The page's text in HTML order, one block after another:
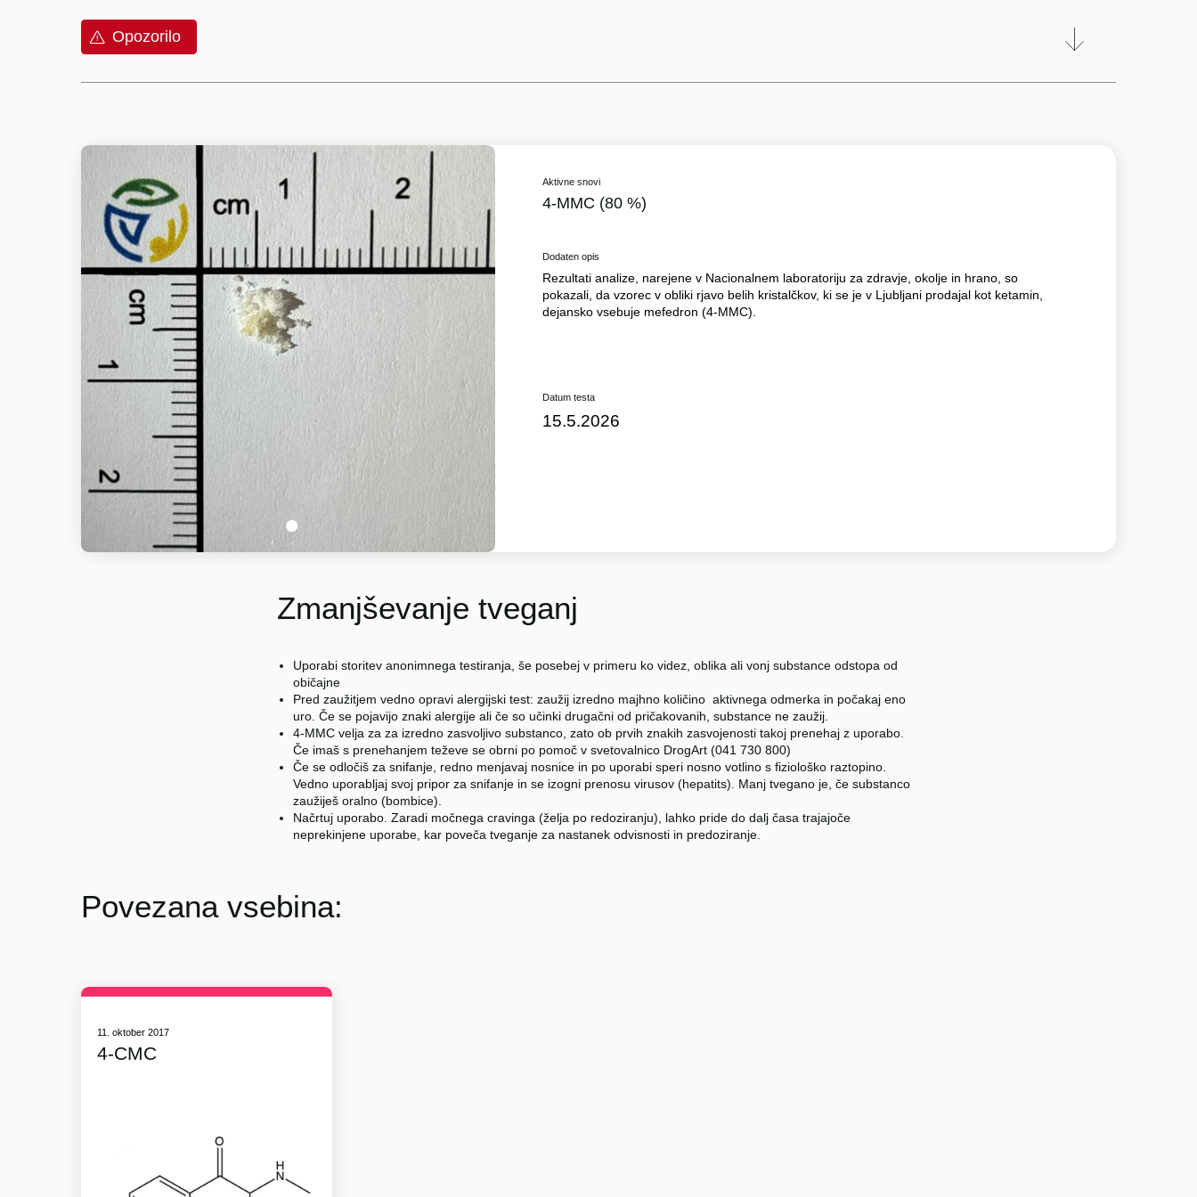
Opozorilo
1
Aktivne snovi
4-MMC (80 %)
Dodaten opis
Rezultati analize, narejene v Nacionalnem laboratoriju za zdravje, okolje in hrano, so
pokazali, da vzorec v obliki rjavo belih kristalčkov, ki se je v Ljubljani prodajal kot ketamin,
dejansko vsebuje mefedron (4-MMC).
Datum testa
15.5.2026
Zmanjševanje tveganj
Uporabi storitev anonimnega testiranja, še posebej v primeru ko videz, oblika ali vonj substance odstopa od
običajne
Pred zaužitjem vedno opravi alergijski test: zaužij izredno majhno količino aktivnega odmerka in počakaj eno
uro. Če se pojavijo znaki alergije ali če so učinki drugačni od pričakovanih, substance ne zaužij.
4-MMC velja za za izredno zasvoljivo substanco, zato ob prvih znakih zasvojenosti takoj prenehaj z uporabo.
Če imaš s prenehanjem teževe se obrni po pomoč v svetovalnico DrogArt (041 730 800)
Če se odločiš za snifanje, redno menjavaj nosnice in po uporabi speri nosno votlino s fiziološko raztopino.
Vedno uporabljaj svoj pripor za snifanje in se izogni prenosu virusov (hepatits). Manj tvegano je, če substanco
zaužiješ oralno (bombice).
Načrtuj uporabo. Zaradi močnega cravinga (želja po redoziranju), lahko pride do dalj časa trajajoče
neprekinjene uporabe, kar poveča tveganje za nastanek odvisnosti in predoziranje.
Povezana vsebina:
11. oktober 2017
4-CMC